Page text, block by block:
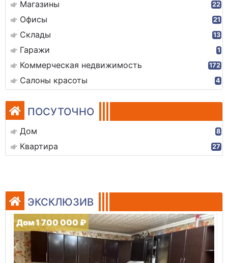
Магазины 22
Офисы 21
Склады 13
Гаражи 1
Коммерческая недвижимость 172
Салоны красоты 4
ПОСУТОЧНО
Дом 8
Квартира 27
ЭКСКЛЮЗИВ
Дом 1 700 000 ₽